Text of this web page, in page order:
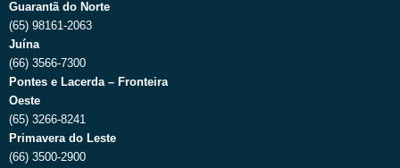
Guarantã do Norte
(65) 98161-2063
Juína
(66) 3566-7300
Pontes e Lacerda – Fronteira
Oeste
(65) 3266-8241
Primavera do Leste
(66) 3500-2900